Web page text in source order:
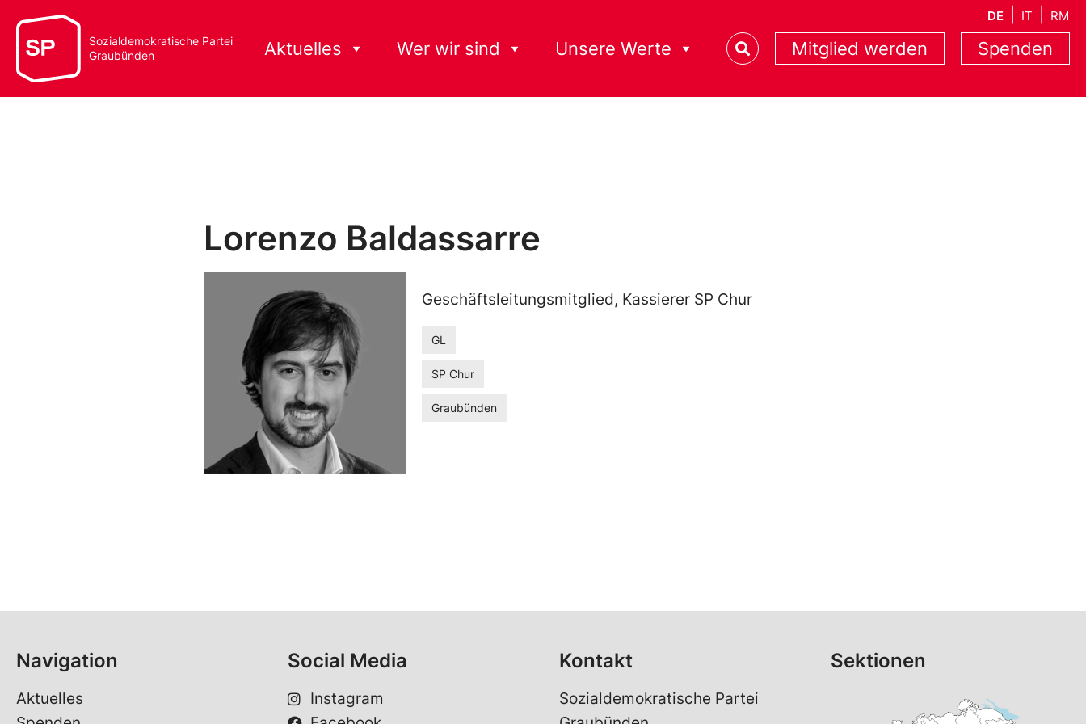
DE IT RM
Sozialdemokratische Partei
Graubünden
Aktuelles Wer wir sind Unsere Werte Mitglied werden Spenden
Lorenzo Baldassarre
Geschäftsleitungsmitglied, Kassierer SP Chur
GL
SP Chur
Graubünden
Navigation
Aktuelles
Social Media
Instagram
Kontakt
Sozialdemokratische Partei
Sektionen